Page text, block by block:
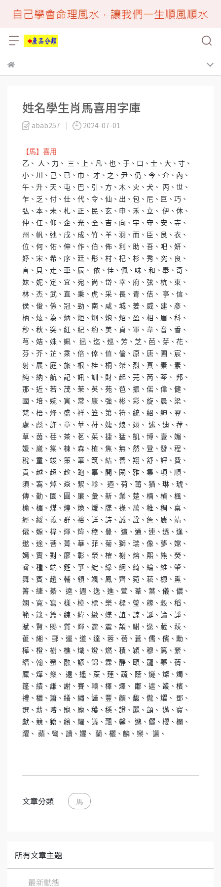
姓名學生肖馬喜用字庫
abab257 2024-07-01
【馬】喜用
乙、 人、力、 三、上、凡、也、于、口、士、大、寸、
小、川、己、已、巾、 才、之、尹、仍、今、介、內、
午、升、天、屯、巴、引、方、木、火、犬、 丙、世、
乍、乏、付、仕、代、令、仙、出、包、尼、巨、巧、
弘、本、未、札、正、民、玄、申、禾、立、 伊、休、
仲、任、仰、企、光、全、吉、向、宇、守、安、寺、
州、帆、弛、戌、成、竹、羊、羽、而、臣、艮、衣、
位、何、佑、伸、作、伯、佈、利、助、吾、吧、妍、
妤、宋、希、序、廷、彤、村、杞、杉、秀、究、良、
言、貝、走、車、辰、 依、佳、佩、味、和、奉、奇、
妹、妮、定、宜、宛、尚、岱、幸、府、弦、杭、東、
林、杰、武、直、秉、虎、采、長、青、佶、 亭、信、
侯、俊、係、冠、勁、南、咸、城、姜、威、建、彥、
柄、炫、為、炳、炬、炯、炮、炤、盈、相、眉、科、
秒、秋、突、紅、紀、約、美、貞、軍、韋、音、香、
芎、姞、姝、姵、 迅、迄、巡、芳、芝、芭、芽、花、
芬、芥、芷、乘、倍、倖、值、倫、原、唐、圃、宸、
射、展、庭、旅、根、桂、桐、桀、烈、真、秦、素、
純、納、航、記、訊、訓、財、起、芫、芮、芩、 邦、
那、近、若、茂、茉、英、苑、苞、振、偌、偉、健、
國、培、婉、寅、常、康、強、彬、彩、旋、晨、梁、
梵、梧、烽、盛、祥、笠、第、符、統、紹、紳、翌、
處、彪、許、章、苹、苻、婕、烺、翊、 述、迪、荐、
草、茵、荏、茶、茗、茱、捷、猛、凱、博、壹、媚、
媛、崴、棠、棟、森、植、焦、無、然、登、發、程、
稅、童、竣、策、筆、筑、結、善、翔、舒、評、費、
貴、越、超、趁、跑、辜、開、閑、雅、集、項、順、
須、寪、焯、焱、絜、軫、 迺、荷、莆、猶、琳、琥、
傳、勤、園、圓、廉、彙、新、業、楚、楠、楨、楓、
榆、楣、煤、煌、煥、煖、牒、祿、萬、稚、稠、稟、
經、綏、義、群、裕、詳、詩、誠、詮、詹、農、靖、
僊、嫄、椲、煇、煒、稑、豊、 這、通、連、透、逢、
逖、途、菩、菁、華、菲、菊、獅、瑞、像、夢、嫦、
嫣、實、對、廖、彰、榮、榷、榭、熔、熙、熊、熒、
睿、種、端、筵、箏、綻、綠、綱、綺、綸、維、肇、
舞、賓、趙、輔、領、颯、鳳、齊、菀、菘、榞、熏、
箐、緁、綦、 逵、週、逸、進、萱、葦、葉、儀、儂、
嫻、寬、寫、樣、樟、標、樂、樑、瑩、稼、穀、稻、
範、箴、篇、練、緯、緻、蝶、誼、諒、誕、論、諍、
賦、賢、賜、質、輝、霆、震、頡、駙、逯、葳、萩、
葰、緗、 郵、運、道、達、蓉、蓓、蒼、儒、儐、勳、
樺、橙、樹、樵、熾、燈、燃、積、穎、穆、篤、縈、
縉、翰、螢、融、諺、錦、霖、靜、頤、龍、蓁、蒨、
廩、燁、燊、 遠、遙、蔗、蓮、蔬、蔭、燧、燦、燭、
篷、績、謙、謝、賽、轅、檡、燡、 鄘、遮、叢、檳、
禮、穠、簫、繕、繡、謹、豐、顏、馥、儱、燿、 鄧、
選、薪、璿、寵、龐、穫、穩、證、麗、顗、 邁、寶、
獻、競、籍、繽、耀、議、飄、馨、 邈、儷、櫻、欄、
躍、 蘋、彎、讀、孋、 蘭、欐、麟、欒、 讚、
文章分類 馬
所有文章主題
最新動態